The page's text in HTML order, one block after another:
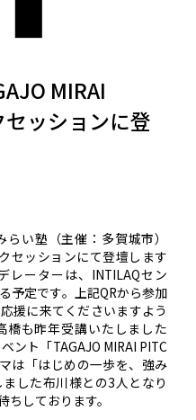
世界が求める本質は、地方にのみ宿る。
MIRAI
ッションに登
い塾（主催：多賀城市）
セッションにて登壇します
レーターは、INTILAQセン
予定です。上記QRから参加
援に来てくださいますよう
橋も昨年受講いたしました
ント「TAGAJO MIRAI PITC
は「はじめの一歩を、強み
した布川様との3人となり
しております。